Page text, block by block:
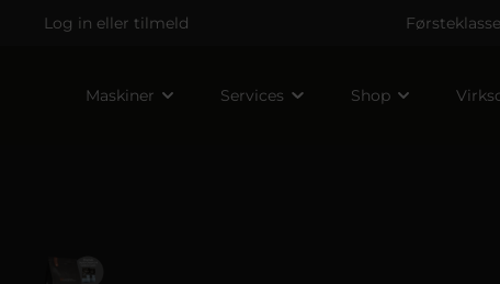
Log in eller tilmeld
Maskiner Services Shop